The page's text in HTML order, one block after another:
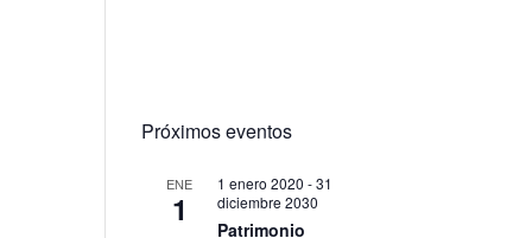
Próximos eventos
ENE
1
1 enero 2020 -31
diciembre 2030
Patrimonio